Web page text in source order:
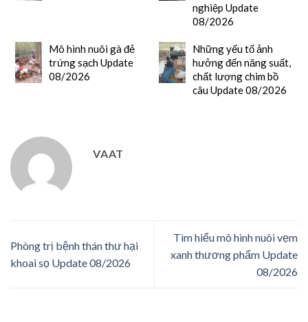
nghiệp Update
08/2026
Mô hình nuôi gà đẻ
trứng sạch Update
08/2026
Những yếu tố ảnh
hưởng đến năng suất,
chất lượng chim bồ
câu Update 08/2026
VAAT
Phòng trị bệnh thán thư hại
khoai sọ Update 08/2026
Tìm hiểu mô hình nuôi vẹm
xanh thương phẩm Update
08/2026